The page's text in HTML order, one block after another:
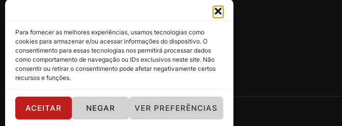
Para fornecer as melhores experiências, usamos tecnologias como
cookies para armazenar e/ou acessar informações do dispositivo. O
consentimento para essas tecnologias nos permitirá processar dados
como comportamento de navegação ou IDs exclusivos neste site. Não
consentir ou retirar o consentimento pode afetar negativamente certos
recursos e funções.
ACEITAR NEGAR VER PREFERÊNCIAS
Política de Privacidade